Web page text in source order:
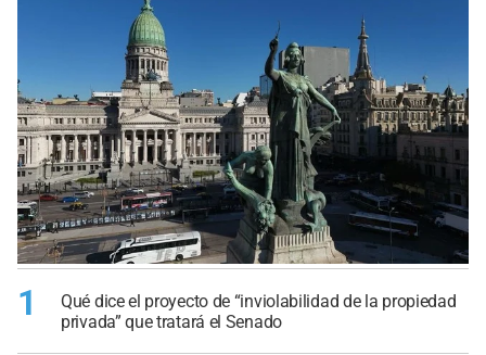
1
Qué dice el proyecto de “inviolabilidad de la propiedad
privada” que tratará el Senado